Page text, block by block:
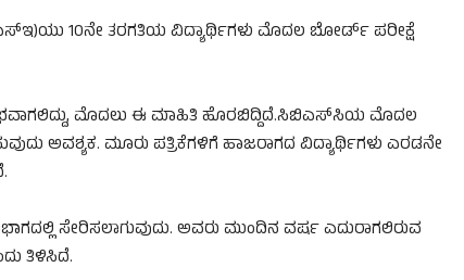
10ನೇ ತರಗತಿಯ ವಿದ್ಯಾರ್ಥಿಗಳು ಮೊದಲ ಬೋರ್ಡ್ ಪರೀಕ್ಷೆ
ಮೊದಲು ಈ ಮಾಹಿತಿ ಹೊರಬಿದ್ದಿದೆ.ಸಿಬಿಎಸ್​ಸಿಯ ಮೊದಲ
ಅವಶ್ಯಕ. ಮೂರು ಪತ್ರಿಕೆಗಳಿಗೆ ಹಾಜರಾಗದ ವಿದ್ಯಾರ್ಥಿಗಳು ಎರಡನೇ
ಸೇರಿಸಲಾಗುವುದು. ಅವರು ಮುಂದಿನ ವರ್ಷ ಎದುರಾಗಲಿರುವ
ತಿಳಿಸಿದೆ.